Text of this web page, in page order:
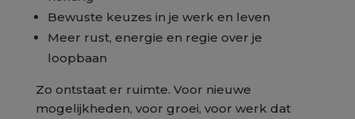
Bewuste keuzes in je werk en leven
Meer rust, energie en regie over je
loopbaan
Zo ontstaat er ruimte. Voor nieuwe
mogelijkheden, voor groei, voor werk dat